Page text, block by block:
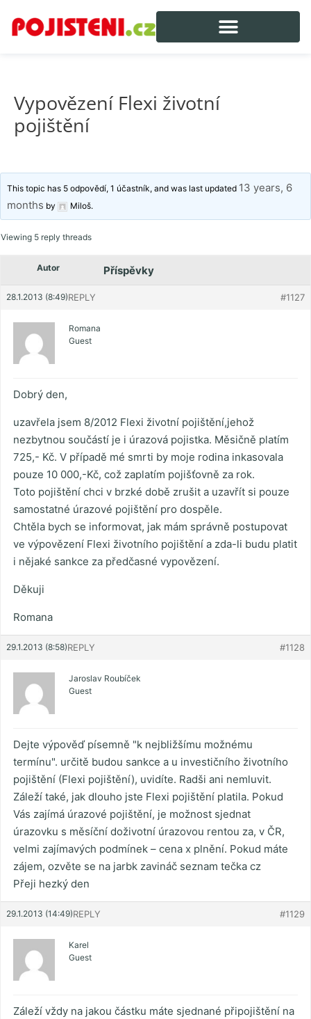
Vypovězení Flexi životní
pojištění
This topic has 5 odpovědí, 1 účastník, and was last updated 13 years, 6
months by Miloš.
Viewing 5 reply threads
Autor Příspěvky
28.1.2013 (8:49) #1127
REPLY
Romana
Guest
Dobrý den,
uzavřela jsem 8/2012 Flexi životní pojištění,jehož
nezbytnou součástí je i úrazová pojistka. Měsičně platím
725,- Kč. V případě mé smrti by moje rodina inkasovala
pouze 10 000,-Kč, což zaplatím pojišťovně za rok.
Toto pojištění chci v brzké době zrušit a uzavřít si pouze
samostatné úrazové pojištění pro dospěle.
Chtěla bych se informovat, jak mám správně postupovat
ve výpovězení Flexi životního pojištění a zda-li budu platit
i nějaké sankce za předčasné vypovězení.
Děkuji
Romana
29.1.2013 (8:58) #1128
REPLY
Jaroslav Roubíček
Guest
Dejte výpověď písemně "k nejbližšímu možnému
termínu". určitě budou sankce a u investičního životního
pojištění (Flexi pojištění), uvidíte. Radši ani nemluvit.
Záleží také, jak dlouho jste Flexi pojištění platila. Pokud
Vás zajímá úrazové pojištění, je možnost sjednat
úrazovku s měsíční doživotní úrazovou rentou za, v ČR,
velmi zajímavých podmínek – cena x plnění. Pokud máte
zájem, ozvěte se na jarbk zavináč seznam tečka cz
Přeji hezký den
29.1.2013 (14:49) #1129
REPLY
Karel
Guest
Záleží vždy na jakou částku máte sjednané připojištění na